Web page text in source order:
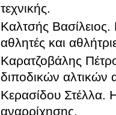
τεχνικής
Καλτσής Βασίλειος
αθλητές και
Καρατζοβάλης
διποδικών
Κερασίδου Στέλλα
αναρρίχησης